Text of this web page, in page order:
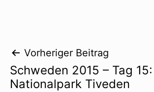
Beitragsnavigation
Vorheriger Beitrag
Schweden 2015 – Tag 15:
Nationalpark Tiveden